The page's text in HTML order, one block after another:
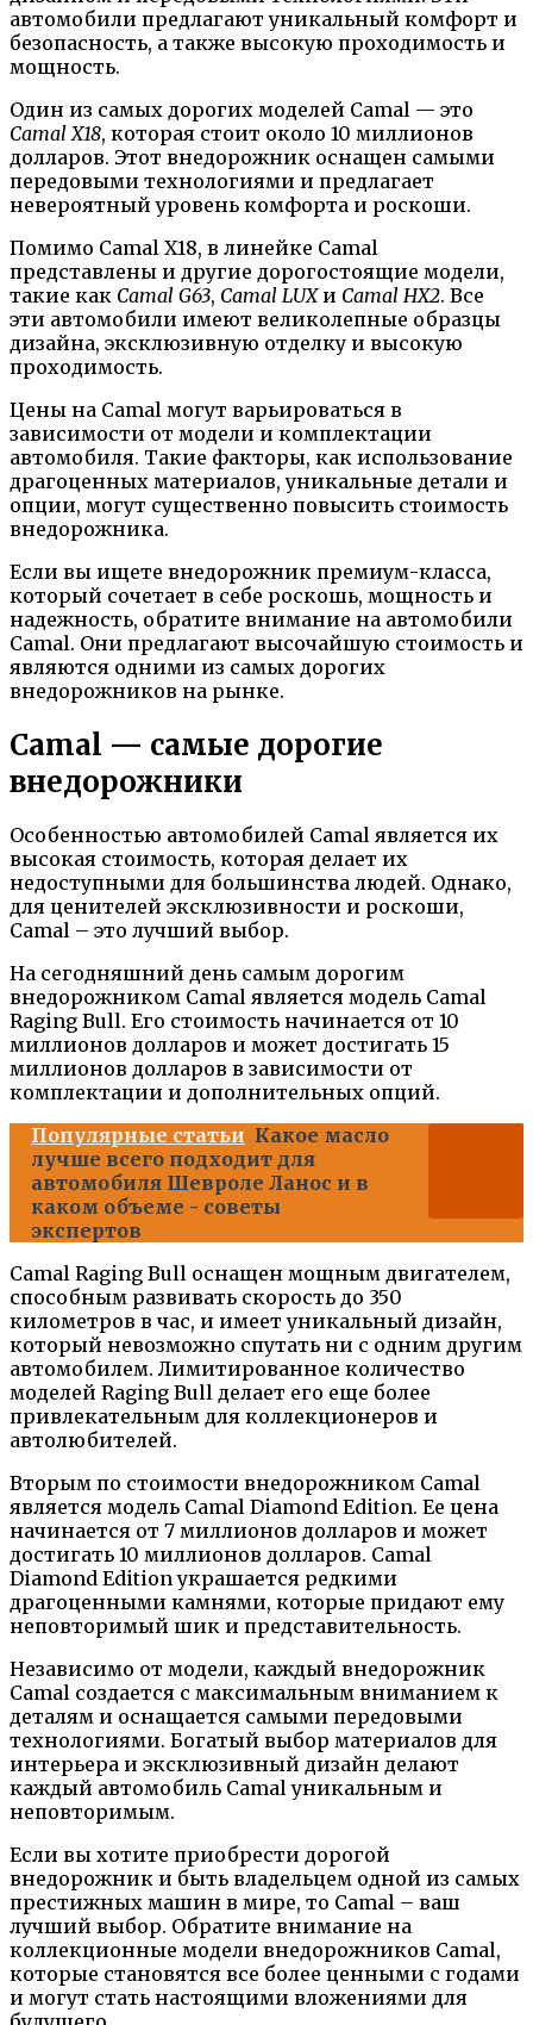
автомобили предлагают уникальный комфорт и
безопасность, а также высокую проходимость и
мощность.
Один из самых дорогих моделей Camal — это
Camal X18, которая стоит около 10 миллионов
долларов. Этот внедорожник оснащен самыми
передовыми технологиями и предлагает
невероятный уровень комфорта и роскоши.
Помимо Camal X18, в линейке Camal
представлены и другие дорогостоящие модели,
такие как Camal G63, Camal LUXи Camal HX2. Все
эти автомобили имеют великолепные образцы
дизайна, эксклюзивную отделку и высокую
проходимость.
Цены на Camal могут варьироваться в
зависимости от модели и комплектации
автомобиля. Такие факторы, как использование
драгоценных материалов, уникальные детали и
опции, могут существенно повысить стоимость
внедорожника.
Если вы ищете внедорожник премиум-класса,
который сочетает в себе роскошь, мощность и
надежность, обратите внимание на автомобили
Camal. Они предлагают высочайшую стоимость и
являются одними из самых дорогих
внедорожников на рынке.
Camal — самые дорогие
внедорожники
Особенностью автомобилей Camal является их
высокая стоимость, которая делает их
недоступными для большинства людей. Однако,
для ценителей эксклюзивности и роскоши,
Camal – это лучший выбор.
На сегодняшний день самым дорогим
внедорожником Camal является модель Camal
Raging Bull. Его стоимость начинается от 10
миллионов долларов и может достигать 15
миллионов долларов в зависимости от
комплектации и дополнительных опций.
Популярные статьи Какое масло
лучше всего подходит для
автомобиля Шевроле Ланос и в
каком объеме - советы
экспертов
Camal Raging Bull оснащен мощным двигателем,
способным развивать скорость до 350
километров в час, и имеет уникальный дизайн,
который невозможно спутать ни с одним другим
автомобилем. Лимитированное количество
моделей Raging Bull делает его еще более
привлекательным для коллекционеров и
автолюбителей.
Вторым по стоимости внедорожником Camal
является модель Camal Diamond Edition. Ее цена
начинается от 7 миллионов долларов и может
достигать 10 миллионов долларов. Camal
Diamond Edition украшается редкими
драгоценными камнями, которые придают ему
неповторимый шик и представительность.
Независимо от модели, каждый внедорожник
Camal создается с максимальным вниманием к
деталям и оснащается самыми передовыми
технологиями. Богатый выбор материалов для
интерьера и эксклюзивный дизайн делают
каждый автомобиль Camal уникальным и
неповторимым.
Если вы хотите приобрести дорогой
внедорожник и быть владельцем одной из самых
престижных машин в мире, то Camal – ваш
лучший выбор. Обратите внимание на
коллекционные модели внедорожников Camal,
которые становятся все более ценными с годами
и могут стать настоящими вложениями для